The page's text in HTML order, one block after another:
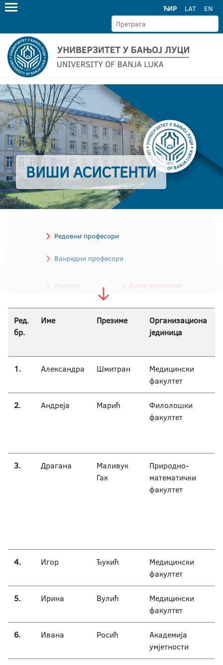
ЋИР LAT EN
ВИШИ АСИСТЕНТИ
Редовни професори
Ванредни професори
Доценти Виши асистенти
Ред.
бр.
Име Презиме
Организациона
јединица
1. Александра Шмитран
Медицински
факултет
2. Андреја Марић
Филолошки
факултет
3. Драгана
Маливук
Гак
Природно-
математички
факултет
4. Игор Ђукић
Медицински
факултет
5. Ирина Вулић
Медицински
факултет
6. Ивана Росић
Академија
умјетности